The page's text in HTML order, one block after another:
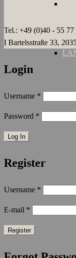
Tel.: +49 (0)40 - 55
I Bartelsstraße 33,
Login
Username *
Password *
Register
Username *
E-mail *